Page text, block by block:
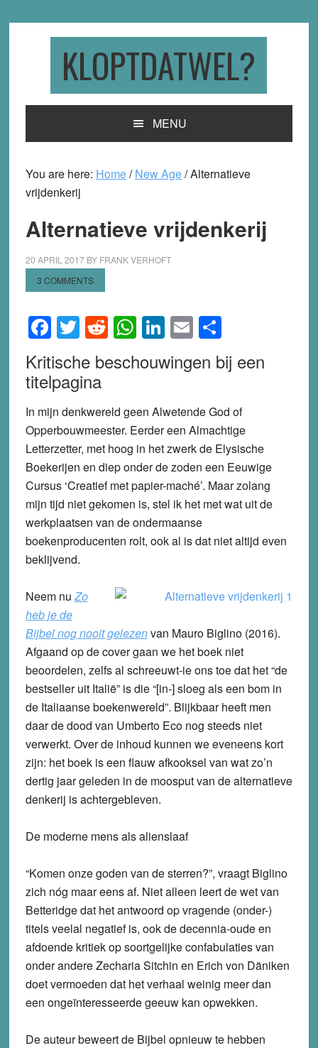
KLOPTDATWEL?
MENU
You are here: Home/ New Age/Alternatieve
vrijdenkerij
Alternatieve vrijdenkerij
20 APRIL 2017BY FRANK VERHOFT
3 COMMENTS
Facebook
Twitter
Reddit
WhatsApp
LinkedIn
EmailShare
Kritische beschouwingen bij een
titelpagina
In mijn denkwereld geen Alwetende God of
Opperbouwmeester. Eerder een Almachtige
Letterzetter, met hoog in het zwerk de Elysische
Boekerijen en diep onder de zoden een Eeuwige
Cursus ‘Creatief met papier-maché’. Maar zolang
mijn tijd niet gekomen is, stel ik het met wat uit de
werkplaatsen van de ondermaanse
boekenproducenten rolt, ook al is dat niet altijd even
beklijvend.
Neem nuZo
heb je de
Bijbel nog nooit gelezenvan Mauro Biglino (2016).
Afgaand op de cover gaan we het boek niet
beoordelen, zelfs al schreeuwt-ie ons toe dat het “de
bestseller uit Italië” is die “[in-] sloeg als een bom in
de Italiaanse boekenwereld”. Blijkbaar heeft men
daar de dood van Umberto Eco nog steeds niet
verwerkt. Over de inhoud kunnen we eveneens kort
zijn: het boek is een flauw afkooksel van wat zo’n
dertig jaar geleden in de moosput van de alternatieve
denkerij is achtergebleven.
De moderne mens als alienslaaf
“Komen onze goden van de sterren?”, vraagt Biglino
zich nóg maar eens af. Niet alleen leert de wet van
Betteridge dat het antwoord op vragende (onder-)
titels veelal negatief is, ook de decennia-oude en
afdoende kritiek op soortgelijke confabulaties van
onder andere Zecharia Sitchin en Erich von Däniken
doet vermoeden dat het verhaal weinig meer dan
een ongeïnteresseerde geeuw kan opwekken.
De auteur beweert de Bijbel opnieuw te hebben